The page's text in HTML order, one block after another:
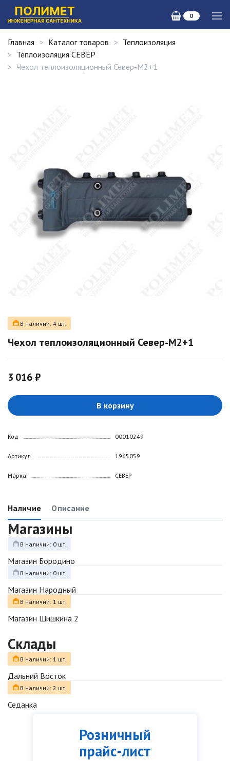
0
Розничный
прайс-лист
Главная Каталог товаров
Теплоизоляция
Теплоизоляция СЕВЕР
Чехол теплоизоляционный Север-М2+1
В наличии: 4 шт.
Чехол теплоизоляционный Север-М2+1
3 016 ₽
В корзину
Код
Артикул
Марка
00010249
1965059
СЕВЕР
Наличие Описание
Магазины
В наличии: 0 шт.
Магазин Бородино
В наличии: 0 шт.
Магазин Народный
В наличии: 1 шт.
Магазин Шишкина 2
Склады
В наличии: 1 шт.
Дальний Восток
В наличии: 2 шт.
Седанка